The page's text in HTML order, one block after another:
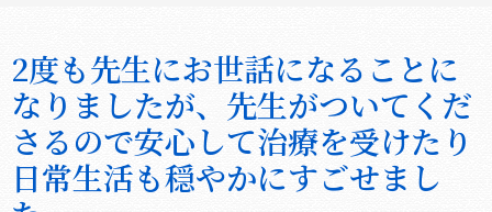
2度も先生にお世話になることに
なりましたが、先生がついてくだ
さるので安心して治療を受けたり
日常生活も穏やかにすごせまし